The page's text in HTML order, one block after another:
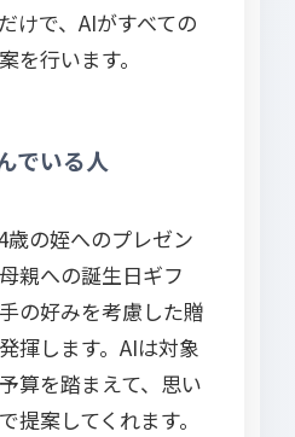
けで、AIがすべての
を行います。
でいる人
歳の姪へのプレゼン
親への誕生日ギフ
の好みを考慮した贈
揮します。AIは対象
算を踏まえて、思い
提案してくれます。